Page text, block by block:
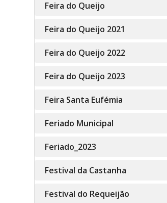
Feira do Queijo
Feira do Queijo 2021
Feira do Queijo 2022
Feira do Queijo 2023
Feira Santa Eufémia
Feriado Municipal
Feriado_2023
Festival da Castanha
Festival do Requeijão